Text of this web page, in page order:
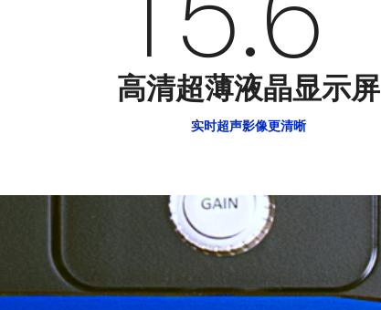
高清超薄液晶显示屏
实时超声影像更清晰